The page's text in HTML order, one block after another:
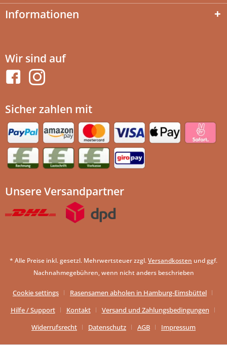
Informationen
Wir sind auf
Sicher zahlen mit
Unsere Versandpartner
* Alle Preise inkl. gesetzl. Mehrwertsteuer zzgl.Versandkosten und ggf.
Nachnahmegebühren, wenn nicht anders beschrieben
Cookie settings
Rasensamen abholen in Hamburg-Eimsbüttel
Hilfe / Support
Kontakt
Versand und Zahlungsbedingungen
Widerrufsrecht
Datenschutz AGB Impressum